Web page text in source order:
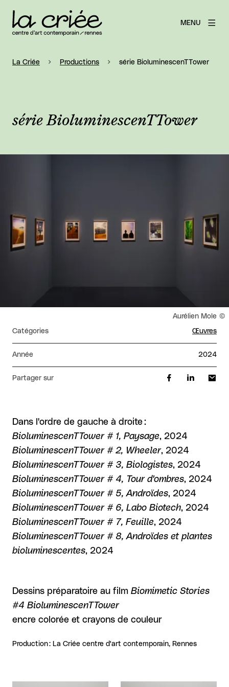
MENU
La Criée Productions série BioluminescenTTower
série BioluminescenTTower
Droits réservés :
Aurélien Mole
Catégories Œuvres
Année 2024
Partager sur
Dans l'ordre de gauche à droite :
BioluminescenTTower # 1, Paysage, 2024
BioluminescenTTower # 2, Wheeler, 2024
BioluminescenTTower # 3, Biologistes, 2024
BioluminescenTTower # 4, Tour d'ombres, 2024
BioluminescenTTower # 5, Androïdes, 2024
BioluminescenTTower # 6, Labo Biotech, 2024
BioluminescenTTower # 7, Feuille, 2024
BioluminescenTTower # 8, Androïdes et plantes
bioluminescentes, 2024
Dessins préparatoire au film Biomimetic Stories
#4 BioluminescenTTower
encre colorée et crayons de couleur
Production : La Criée centre d'art contemporain, Rennes